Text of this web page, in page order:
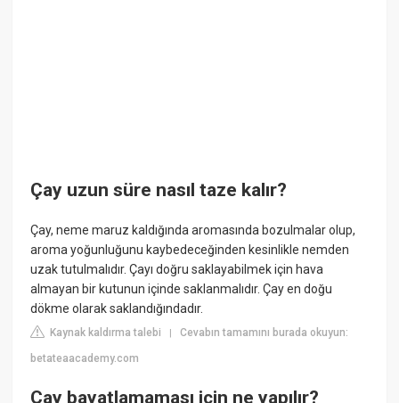
Çay uzun süre nasıl taze kalır?
Çay, neme maruz kaldığında aromasında bozulmalar olup,
aroma yoğunluğunu kaybedeceğinden kesinlikle nemden
uzak tutulmalıdır. Çayı doğru saklayabilmek için hava
almayan bir kutunun içinde saklanmalıdır. Çay en doğu
dökme olarak saklandığındadır.
Kaynak kaldırma talebi |Cevabın tamamını burada okuyun:
betateaacademy.com
Çay bayatlamaması için ne yapılır?